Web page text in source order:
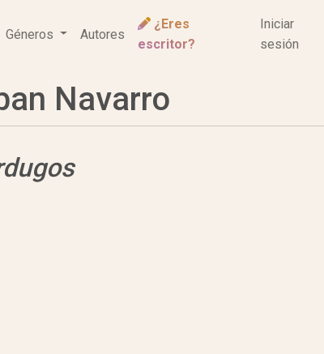
Géneros Autores
¿Eres
escritor?
Iniciar
sesión
Navarro